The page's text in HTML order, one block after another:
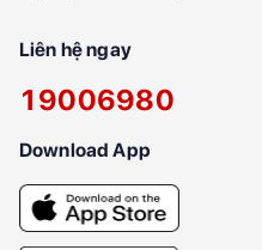
Liên hệ ngay
19006980
Download App